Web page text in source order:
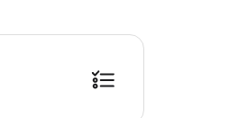
로 여권을 지참하시기 바랍니다. • 일부